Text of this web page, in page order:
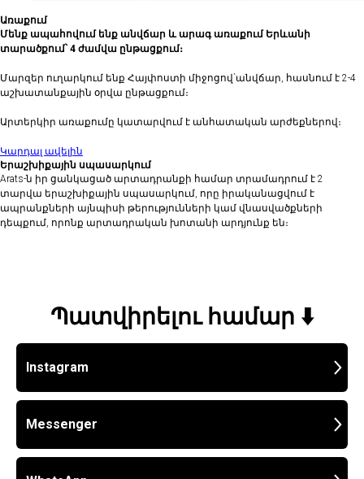
Առաքում
Մենք ապահովում ենք անվճար և արագ առաքում Երևանի
տարածքում՝ 4 ժամվա ընթացքում։
Մարզեր ուղարկում ենք Հայփոստի միջոցով`անվճար, հասնում է 2-4
աշխատանքային օրվա ընթացքում։
Արտերկիր առաքումը կատարվում է անհատական արժեքներով։
Կարդալ ավելին
Երաշխիքային սպասարկում
Arats-ն իր ցանկացած արտադրանքի համար տրամադրում է 2
տարվա երաշխիքային սպասարկում, որը իրականացվում է
ապրանքների այնպիսի թերությունների կամ վնասվածքների
դեպքում, որոնք արտադրական խոտանի արդյունք են։
Պատվիրելու համար ⬇️
Instagram
Messenger